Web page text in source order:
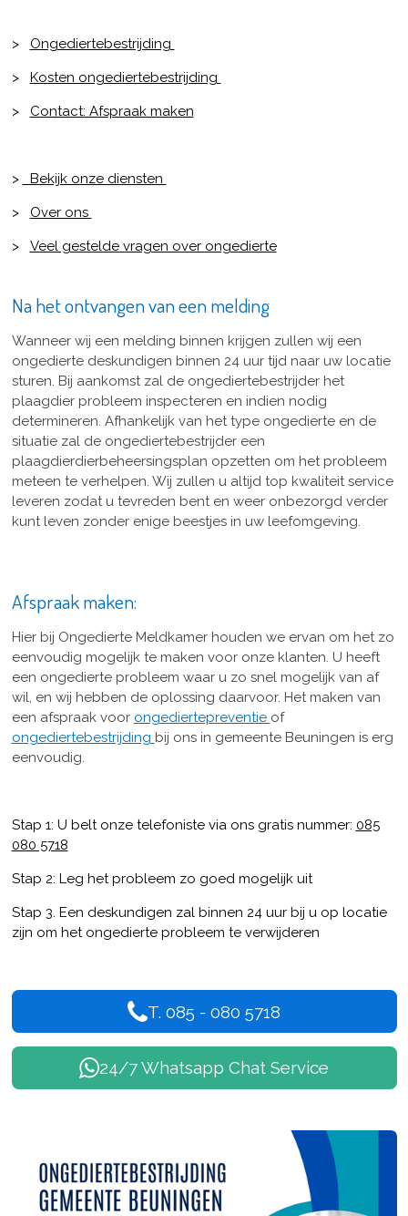
> Ongediertebestrijding
> Kosten ongediertebestrijding
> Contact: Afspraak maken
> Bekijk onze diensten
> Over ons
> Veel gestelde vragen over ongedierte
Na het ontvangen van een melding
Wanneer wij een melding binnen krijgen zullen wij een
ongedierte deskundigen binnen 24 uur tijd naar uw locatie
sturen. Bij aankomst zal de ongediertebestrijder het
plaagdier probleem inspecteren en indien nodig
determineren. Afhankelijk van het type ongedierte en de
situatie zal de ongediertebestrijder een
plaagdierdierbeheersingsplan opzetten om het probleem
meteen te verhelpen. Wij zullen u altijd top kwaliteit service
leveren zodat u tevreden bent en weer onbezorgd verder
kunt leven zonder enige beestjes in uw leefomgeving.
Afspraak maken:
Hier bij Ongedierte Meldkamer houden we ervan om het zo
eenvoudig mogelijk te maken voor onze klanten. U heeft
een ongedierte probleem waar u zo snel mogelijk van af
wil, en wij hebben de oplossing daarvoor. Het maken van
een afspraak voor ongediertepreventie of
ongediertebestrijding bij ons in gemeente Beuningen is erg
eenvoudig.
Stap 1: U belt onze telefoniste via ons gratis nummer: 085
080 5718
Stap 2: Leg het probleem zo goed mogelijk uit
Stap 3. Een deskundigen zal binnen 24 uur bij u op locatie
zijn om het ongedierte probleem te verwijderen
T. 085 - 080 5718
24/7 Whatsapp Chat Service